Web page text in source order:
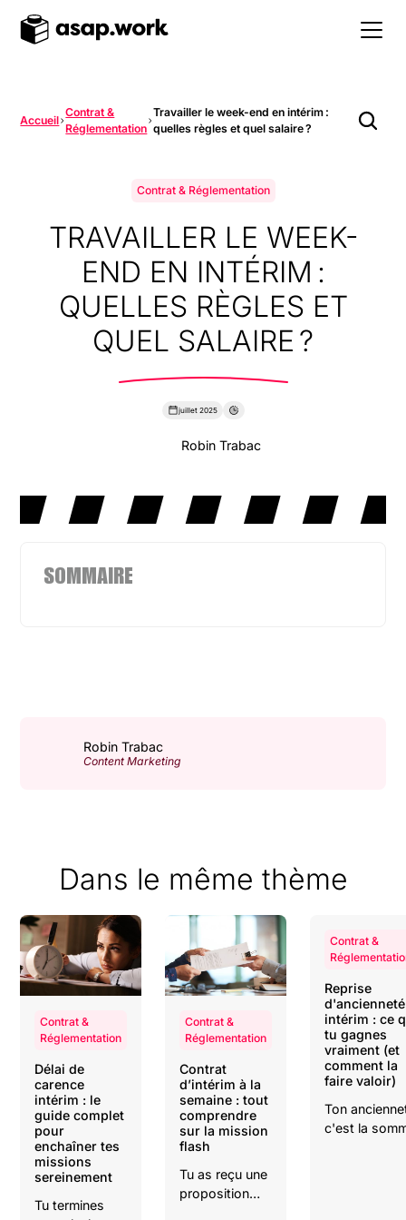
Accueil
Contrat &
Réglementation
Travailler le week-end en intérim :
quelles règles et quel salaire ?
Contrat & Réglementation
TRAVAILLER LE WEEK-
END EN INTÉRIM :
QUELLES RÈGLES ET
QUEL SALAIRE ?
juillet 2025
Robin Trabac
SOMMAIRE
Robin Trabac
Content Marketing
Dans le même thème
Contrat &
Réglementation
Délai de
carence
intérim : le
guide complet
pour
enchaîner tes
missions
sereinement
Tu termines
Contrat &
Réglementation
Contrat
d’intérim à la
semaine : tout
comprendre
sur la mission
flash
Tu as reçu une
proposition
Contrat &
Reprise
intérim : ce
tu gagnes
vraiment (et
comment la
faire valoir)
Ton
c'est la